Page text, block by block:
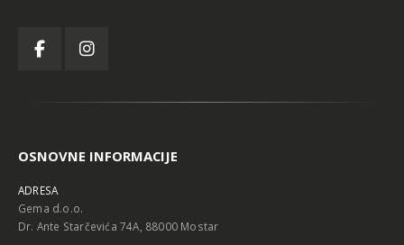
OSNOVNE INFORMACIJE
ADRESA
Gema d.o.o.
Dr. Ante Starčevića 74A, 88000 Mostar